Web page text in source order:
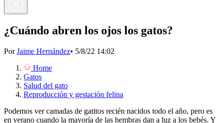
¿Cuándo abren los ojos los gatos?
PorJaime Hernández• 5/8/22 14:02
Home
Gatos
Salud del gato
Reproducción y gestación felina
Podemos ver camadas de gatitos recién nacidos todo el año, pero es
en verano cuando la mayoría de las hembras dan a luz a los bebés. Y